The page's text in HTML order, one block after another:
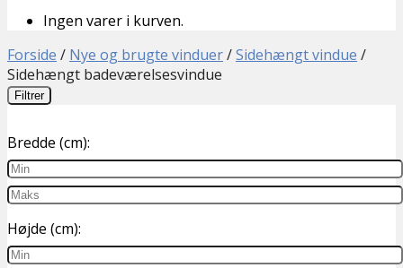
Ingen varer i kurven.
Forside / Nye og brugte vinduer/Sidehængt vindue /
Sidehængt badeværelsesvindue
Filtrer
Bredde (cm):
Højde (cm):